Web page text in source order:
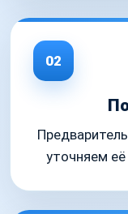
02
уточняем